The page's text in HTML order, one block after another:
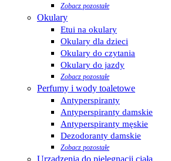
Zobacz pozostałe
Okulary
Etui na okulary
Okulary dla dzieci
Okulary do czytania
Okulary do jazdy
Zobacz pozostałe
Perfumy i wody toaletowe
Antyperspiranty
Antyperspiranty damskie
Antyperspiranty męskie
Dezodoranty damskie
Zobacz pozostałe